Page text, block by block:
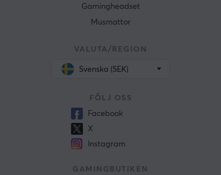
Gamingheadset
Musmattor
VALUTA/REGION
Svenska (SEK)
FÖLJ OSS
Facebook
X
Instagram
GAMINGBUTIKEN